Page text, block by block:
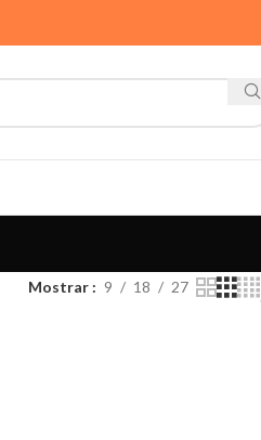
Mostrar 9 18 27